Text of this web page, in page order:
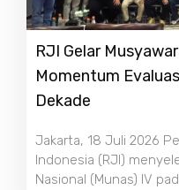
RJI Gelar
Momentum
Dekade
Jakarta, 18 Juli 2026
Indonesia (RJI)
Nasional (Munas) IV